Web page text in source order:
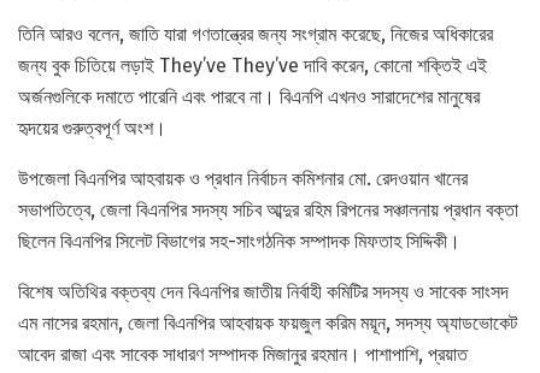
তিনি আরও বলেন, জাতি যারা গণতান্ত্রের জন্য সংগ্রাম করেছে, নিজের অধিকারের
জন্য বুক চিতিয়ে লড়াই They’ve They’ve দাবি করেন, কোনো শক্তিই এই
অর্জনগুলিকে দমাতে পারেনি এবং পারবে না। বিএনপি এখনও সারাদেশের মানুষের
হৃদয়ের গুরুত্বপূর্ণ অংশ।
উপজেলা বিএনপির আহবায়ক ও প্রধান নির্বাচন কমিশনার মো. রেদওয়ান খানের
সভাপতিত্বে, জেলা বিএনপির সদস্য সচিব আব্দুর রহিম রিপনের সঞ্চালনায় প্রধান বক্তা
ছিলেন বিএনপির সিলেট বিভাগের সহ-সাংগঠনিক সম্পাদক মিফতাহ সিদ্দিকী।
বিশেষ অতিথির বক্তব্য দেন বিএনপির জাতীয় নির্বাহী কমিটির সদস্য ও সাবেক সাংসদ
এম নাসের রহমান, জেলা বিএনপির আহবায়ক ফয়জুল করিম ময়ূন, সদস্য অ্যাডভোকেট
আবেদ রাজা এবং সাবেক সাধারণ সম্পাদক মিজানুর রহমান। পাশাপাশি, প্রয়াত